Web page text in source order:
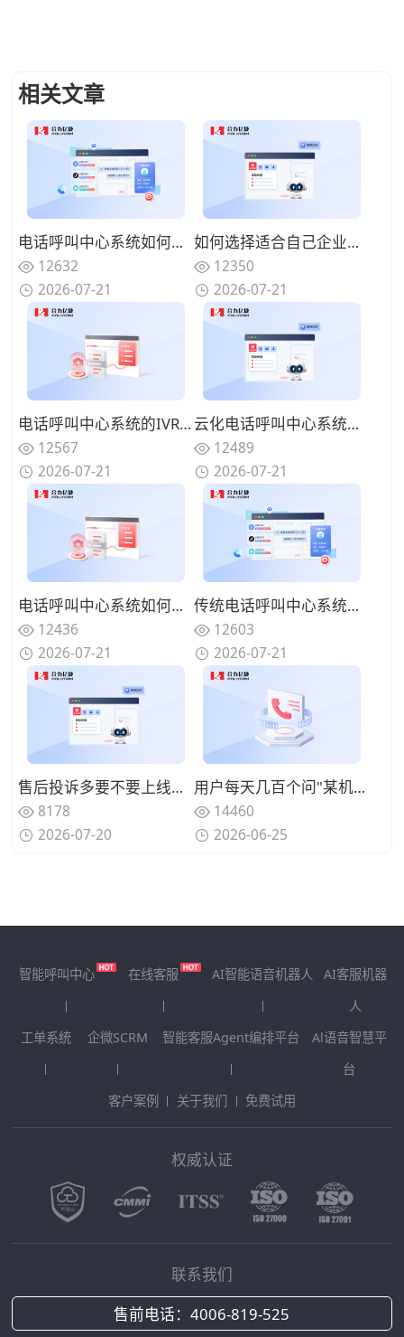
相关文章
电话呼叫中心系统如何与在线渠道融合？全触点统一路由的协同方案
12632
2026-07-21
如何选择适合自己企业的电话呼叫中心系统？功能匹配与扩展性的权衡
12350
2026-07-21
电话呼叫中心系统的IVR设计有哪些技巧？告别迷宫式菜单的用户友好设计
12567
2026-07-21
云化电话呼叫中心系统有哪些优势？告别硬件束缚的灵活部署模式
12489
2026-07-21
电话呼叫中心系统如何实现来电智能分配？路由策略优化坐席资源调配
12436
2026-07-21
传统电话呼叫中心系统面临哪些挑战？数字化转型的迫切性与路径
12603
2026-07-21
售后投诉多要不要上线呼叫中心系统？规范来电处理标准
8178
2026-07-20
用户每天几百个问"某机型回收多少钱"、人工查型号报价慢还漏单？用智能电话呼叫中心系统自动识别型号并实时报价
14460
2026-06-25
智能呼叫中心 在线客服 AI智能语音机器人
AI客服机器
人
工单系统
企微SCRM 智能客服Agent编排平台
Al语音智慧平
台
客户案例
关于我们 免费试用
权威认证
联系我们
售前电话：4006-819-525